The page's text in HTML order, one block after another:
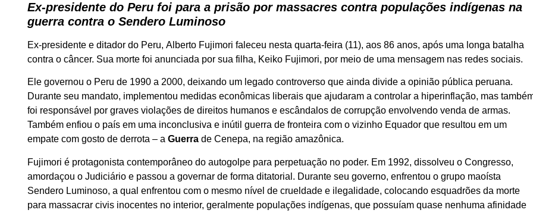
Ex-presidente do Peru foi para a prisão por massacres contra populações indígenas na
guerra contra o Sendero Luminoso
Ex-presidente e ditador do Peru, Alberto Fujimori faleceu nesta quarta-feira (11), aos 86 anos, após uma longa batalha
contra o câncer. Sua morte foi anunciada por sua filha, Keiko Fujimori, por meio de uma mensagem nas redes sociais.
Ele governou o Peru de 1990 a 2000, deixando um legado controverso que ainda divide a opinião pública peruana.
Durante seu mandato, implementou medidas econômicas liberais que ajudaram a controlar a hiperinflação, mas
foi responsável por graves violações de direitos humanos e escândalos de corrupção envolvendo venda de armas.
Também enfiou o país em uma inconclusiva e inútil guerra de fronteira com o vizinho Equador que resultou em um
empate com gosto de derrota – aGuerrade Cenepa, na região amazônica.
Fujimori é protagonista contemporâneo do autogolpe para perpetuação no poder. Em 1992, dissolveu o Congresso,
amordaçou o Judiciário e passou a governar de forma ditatorial. Durante seu governo, enfrentou o grupo maoísta
Sendero Luminoso, a qual enfrentou com o mesmo nível de crueldade e ilegalidade, colocando esquadrões da morte
para massacrar civis inocentes no interior, geralmente populações indígenas, que possuíam quase nenhuma afinidade